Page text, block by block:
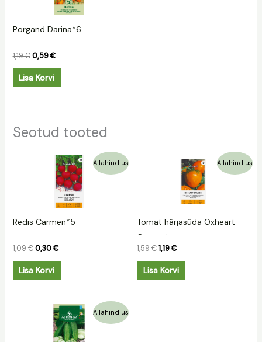
Porgand Darina*6
1,19€ 0,59€
Lisa Korvi
Seotud tooted
Allahindlus
Redis Carmen*5
1,09€
1,09 €.
0,30€
Praegune
hind
on:
0,30 €.
Lisa Korvi
Allahindlus
Tomat härjasüda Oxheart
Orange*
1,59€1,19€
Praegune
hind
on:
1,19 €.
Lisa Korvi
Allahindlus
Algne
1,09 €.
Praegune
hind
on:
0,30 €.